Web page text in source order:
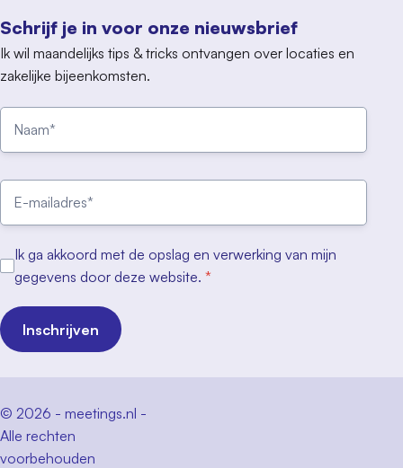
Schrijf je in voor onze nieuwsbrief
Ik wil maandelijks tips & tricks ontvangen over locaties en
zakelijke bijeenkomsten.
Ik ga akkoord met de opslag en verwerking van mijn
gegevens door deze website. *
Inschrijven
© 2026 - meetings.nl -
Alle rechten
voorbehouden